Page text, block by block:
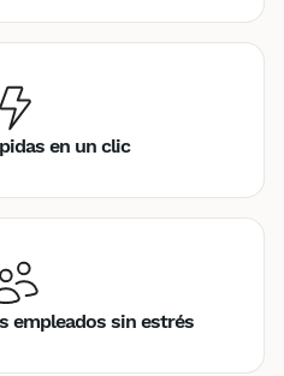
en un clic
empleados sin estrés